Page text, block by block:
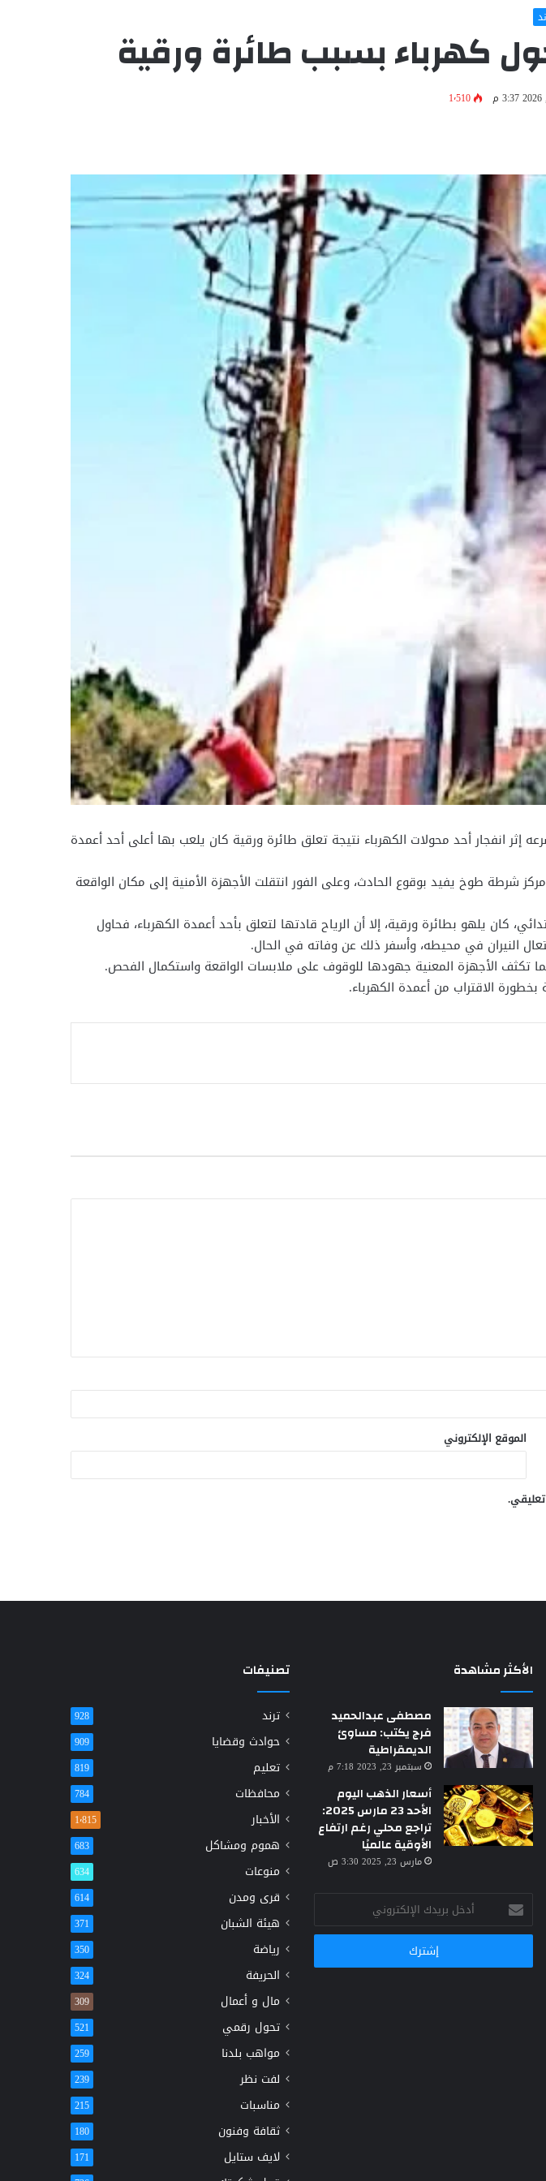
كهرباء بسبب طائرة ورقية
1٬510
انفجار أحد محولات الكهرباء نتيجة تعلق طائرة ورقية كان يلعب بها أعلى أحد أعمدة
شرطة طوخ يفيد بوقوع الحادث، وعلى الفور انتقلت الأجهزة الأمنية إلى مكان الواقعة
من العمر 11 عامًا، طالب بالصف الرابع الابتدائي، كان يلهو بطائرة ورقية، إلا أن الرياح قادتها لتعلق بأحد أعمدة الكهرباء، فحاول
النيران في محيطه، وأسفر ذلك عن وفاته في الحال.
تكثف الأجهزة المعنية جهودها للوقوف على ملابسات الواقعة واستكمال الفحص.
الاقتراب من أعمدة الكهرباء.
الموقع الإلكتروني
الأكثر مشاهدة
مصطفى عبدالحميد
فرج يكتب: مساوئ
الديمقراطية
سبتمبر 23, 2023 7:18 م
أسعار الذهب اليوم
الأحد 23 مارس 2025:
تراجع محلي رغم ارتفاع
الأوقية عالميًا
مارس 23, 2025 3:30 ص
أدخل
بريدك
الإلكتروني
تصنيفات
ترند 928
حوادث وقضايا 909
تعليم 819
محافظات 784
الأخبار 1٬815
هموم ومشاكل 683
منوعات 634
قرى ومدن 614
هيئة الشبان 371
رياضة 350
الحريفة 324
مال و أعمال 309
تحول رقمي 521
مواهب بلدنا 259
لفت نظر 239
مناسبات 215
ثقافة وفنون 180
لايف ستايل 171